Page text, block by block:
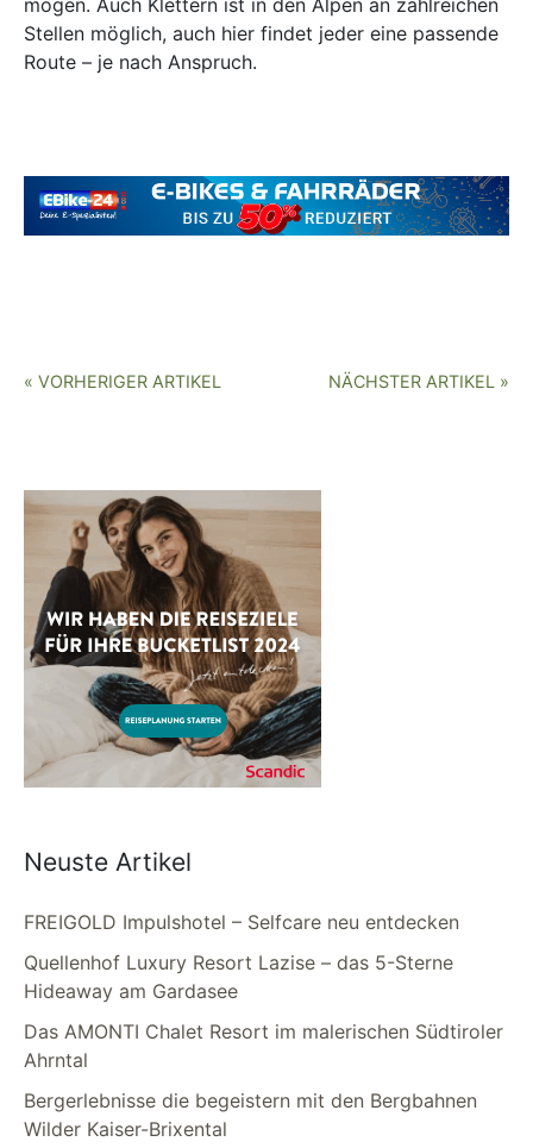
Stellen möglich, auch hier findet jeder eine passende
Route – je nach Anspruch.
NÄCHSTER ARTIKEL »
« VORHERIGER ARTIKEL
Neuste Artikel
FREIGOLD Impulshotel – Selfcare neu entdecken
Quellenhof Luxury Resort Lazise – das 5-Sterne
Hideaway am Gardasee
Das AMONTI Chalet Resort im malerischen Südtiroler
Ahrntal
Bergerlebnisse die begeistern mit den Bergbahnen
Wilder Kaiser-Brixental